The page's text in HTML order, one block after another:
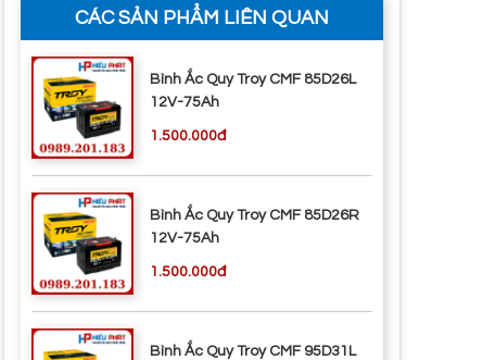
CÁC SẢN PHẨM LIÊN QUAN
Bình Ắc Quy Troy CMF 85D26L
12V-75Ah
1.500.000đ
Bình Ắc Quy Troy CMF 85D26R
12V-75Ah
1.500.000đ
Bình Ắc Quy Troy CMF 95D31L